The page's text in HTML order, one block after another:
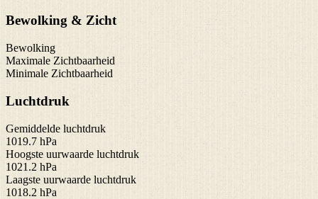
Bewolking & Zicht
Bewolking
Maximale Zichtbaarheid
Minimale Zichtbaarheid
Luchtdruk
Gemiddelde luchtdruk
1019.7 hPa
Hoogste uurwaarde luchtdruk
1021.2 hPa
Laagste uurwaarde luchtdruk
1018.2 hPa